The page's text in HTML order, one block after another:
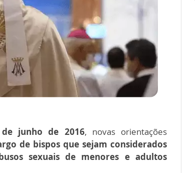
junho de 2016, novas orientações
de bispos que sejam considerados
sexuais de menores e adultos